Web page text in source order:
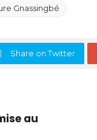
Gnassingbé
Share on Twitter
au